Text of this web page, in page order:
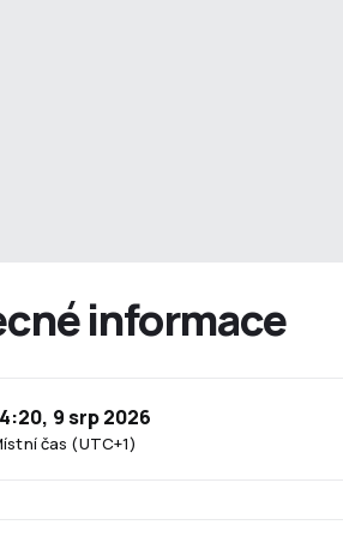
informace
čas (UTC+1)
9 srp 2026